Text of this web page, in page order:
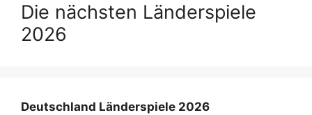
Die nächsten Länderspiele
2026
Deutschland Länderspiele 2026